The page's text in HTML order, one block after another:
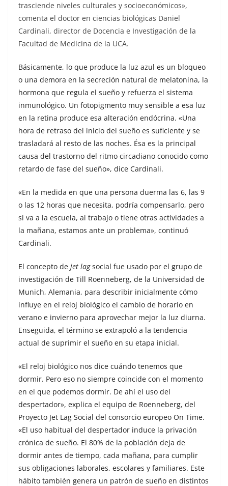
trasciende niveles culturales y socioeconómicos»,
comenta el doctor en ciencias biológicas Daniel
Cardinali, director de Docencia e Investigación de la
Facultad de Medicina de la UCA.
Básicamente, lo que produce la luz azul es un bloqueo
o una demora en la secreción natural de melatonina, la
hormona que regula el sueño y refuerza el sistema
inmunológico. Un fotopigmento muy sensible a esa luz
en la retina produce esa alteración endócrina. «Una
hora de retraso del inicio del sueño es suficiente y se
trasladará al resto de las noches. Ésa es la principal
causa del trastorno del ritmo circadiano conocido como
retardo de fase del sueño», dice Cardinali.
«En la medida en que una persona duerma las 6, las 9
o las 12 horas que necesita, podría compensarlo, pero
si va a la escuela, al trabajo o tiene otras actividades a
la mañana, estamos ante un problema», continuó
Cardinali.
El concepto de jet lagsocial fue usado por el grupo de
investigación de Till Roenneberg, de la Universidad de
Munich, Alemania, para describir inicialmente cómo
influye en el reloj biológico el cambio de horario en
verano e invierno para aprovechar mejor la luz diurna.
Enseguida, el término se extrapoló a la tendencia
actual de suprimir el sueño en su etapa inicial.
«El reloj biológico nos dice cuándo tenemos que
dormir. Pero eso no siempre coincide con el momento
en el que podemos dormir. De ahí el uso del
despertador», explica el equipo de Roenneberg, del
Proyecto Jet Lag Social del consorcio europeo On Time.
«El uso habitual del despertador induce la privación
crónica de sueño. El 80% de la población deja de
dormir antes de tiempo, cada mañana, para cumplir
sus obligaciones laborales, escolares y familiares. Este
hábito también genera un patrón de sueño en distintos